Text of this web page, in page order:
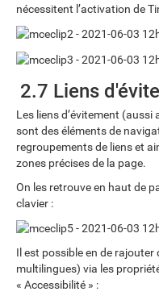
nécessitent l’activation de
2.7 Liens
Les liens d’évitement
sont des éléments de
regroupements de liens et
zones précises de la page.
On les retrouve en haut de
clavier :
Il est possible en de
multilingues) via les
« Accessibilité » :